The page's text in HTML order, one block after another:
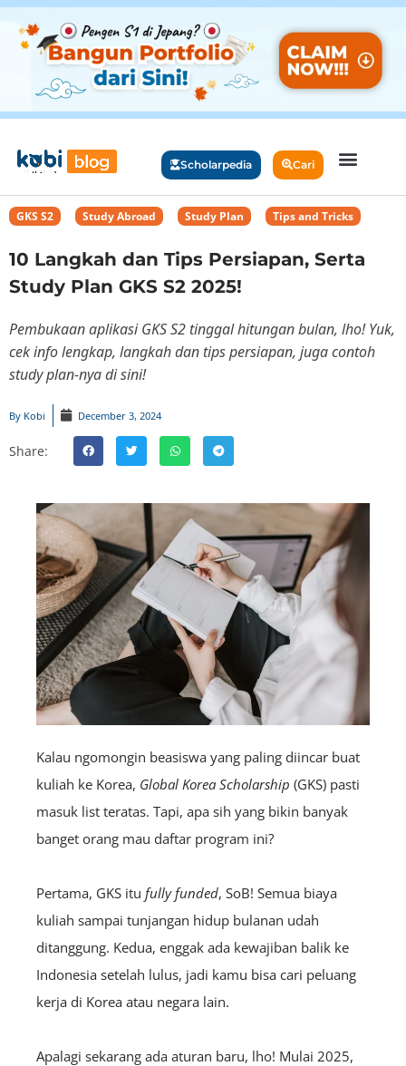
Scholarpedia Cari
GKS S2 Study Abroad Study Plan Tips and Tricks
10 Langkah dan Tips Persiapan, Serta
Study Plan GKS S2 2025!
Pembukaan aplikasi GKS S2 tinggal hitungan bulan, lho! Yuk,
cek info lengkap, langkah dan tips persiapan, juga contoh
study plan-nya di sini!
By Kobi December 3, 2024
Share:
Kalau ngomongin beasiswa yang paling diincar buat
kuliah ke Korea, Global Korea Scholarship (GKS) pasti
masuk list teratas. Tapi, apa sih yang bikin banyak
banget orang mau daftar program ini?
Pertama, GKS itu fully funded, SoB! Semua biaya
kuliah sampai tunjangan hidup bulanan udah
ditanggung. Kedua, enggak ada kewajiban balik ke
Indonesia setelah lulus, jadi kamu bisa cari peluang
kerja di Korea atau negara lain.
Apalagi sekarang ada aturan baru, lho! Mulai 2025,